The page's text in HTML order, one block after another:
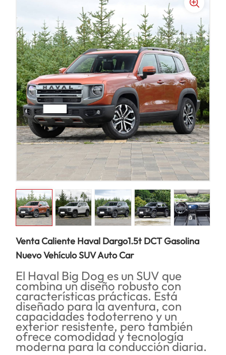
Venta Caliente Haval Dargo1.5t DCT Gasolina
Nuevo Vehículo SUV Auto Car
El Haval Big Dog es un SUV que
combina un diseño robusto con
características prácticas. Está
diseñado para la aventura, con
capacidades todoterreno y un
exterior resistente, pero también
ofrece comodidad y tecnología
moderna para la conducción diaria.